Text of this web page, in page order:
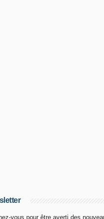
vous pour être averti des